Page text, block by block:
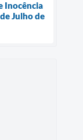
Inocência
Julho de